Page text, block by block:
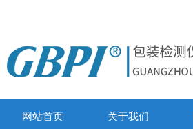
网站首页 关于我们